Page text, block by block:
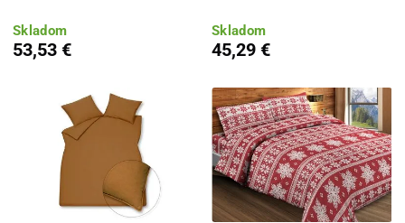
Skladom
53,53 €
Skladom
45,29 €